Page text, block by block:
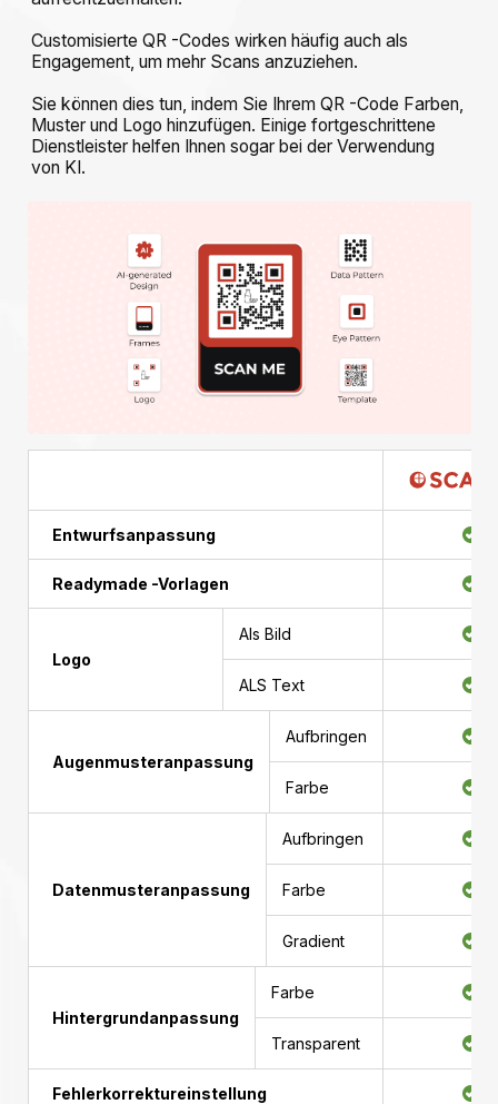
Customisierte QR -Codes wirken häufig auch als
Engagement, um mehr Scans anzuziehen.
Sie können dies tun, indem Sie Ihrem QR -Code Farben,
Muster und Logo hinzufügen. Einige fortgeschrittene
Dienstleister helfen Ihnen sogar bei der Verwendung
von KI.
Entwurfsanpassung
Readymade -Vorlagen
Logo
Als Bild
ALS Text
Augenmusteranpassung
Aufbringen
Farbe
Datenmusteranpassung
Aufbringen
Farbe
Gradient
Hintergrundanpassung
Farbe
Transparent
Fehlerkorrektureinstellung